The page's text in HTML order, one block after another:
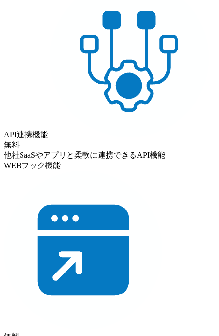
API連携機能
無料
他社SaaSやアプリと柔軟に連携できるAPI機能
WEBフック機能